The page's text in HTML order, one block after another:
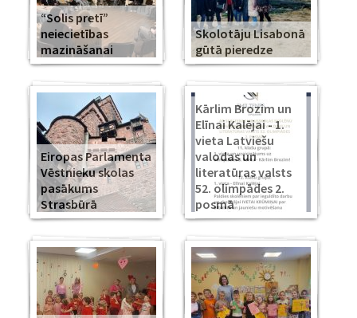
“Solis pretī”
neiecietības
mazināšanai
Skolotāju Lisabonā
gūtā pieredze
Eiropas Parlamenta
Vēstnieku skolas
pasākums
Strasbūrā
Kārlim Brozim un
Elīnai Kalējai - 1.
vieta Latviešu
valodas un
literatūras valsts
52. olimpādes 2.
posmā